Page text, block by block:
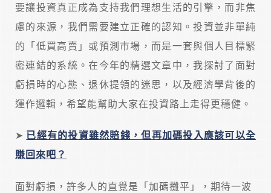
要讓投資真正成為支持我們理想生活的引擎，而非焦
慮的來源，我們需要建立正確的認知。投資並非單純
的「低買高賣」或預測市場，而是一套與個人目標緊
密連結的系統。在今年的精選文章中，我探討了面對
虧損時的心態、退休提領的迷思，以及經濟學背後的
運作邏輯，希望能幫助大家在投資路上走得更穩健。
➤ 已經有的投資雖然賠錢，但再加碼投入應該可以全
賺回來吧？
面對虧損，許多人的直覺是「加碼攤平」，期待一波